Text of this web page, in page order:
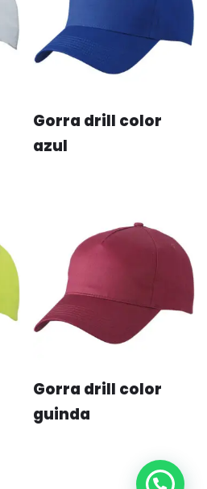
Gorra drill color
azul
Gorra drill color
guinda